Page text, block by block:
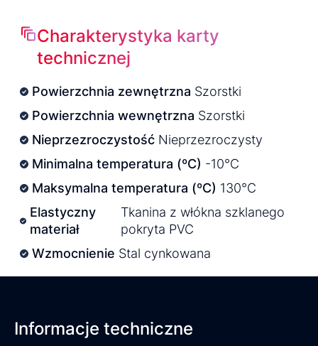
Charakterystyka karty
technicznej
Powierzchnia zewnętrzna Szorstki
Powierzchnia wewnętrzna Szorstki
Nieprzezroczystość Nieprzezroczysty
Minimalna temperatura (ºC) -10°C
Maksymalna temperatura (ºC) 130°C
Elastyczny
materiał
Tkanina z włókna szklanego
pokryta PVC
Wzmocnienie Stal cynkowana
Informacje techniczne